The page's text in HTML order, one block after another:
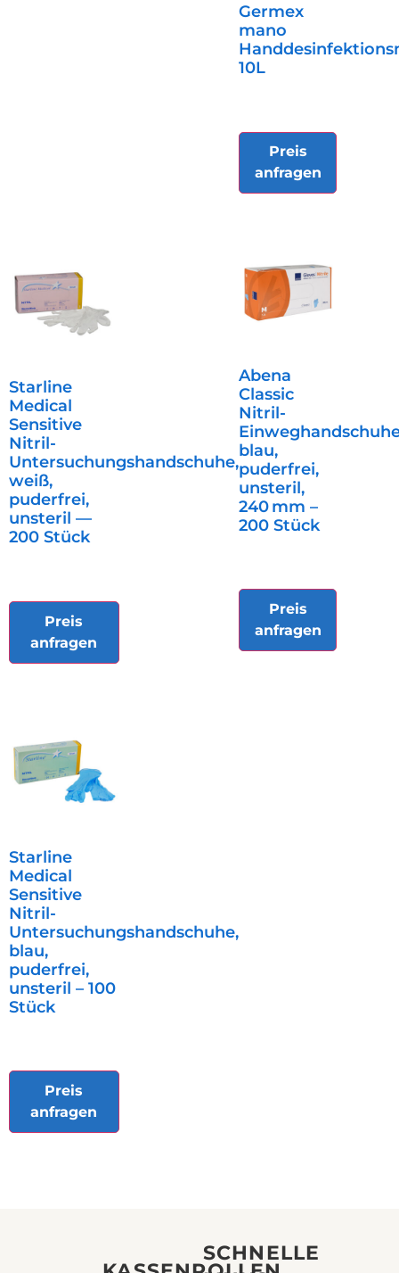
Germex
mano
10L
Preis
anfragen
Starline
Medical
Sensitive
Nitril-
Untersuchungshandschuhe,
weiß,
puderfrei,
unsteril —
200 Stück
Preis
anfragen
Abena
Classic
Nitril-
blau,
puderfrei,
unsteril,
240 mm –
200 Stück
Preis
anfragen
Starline
Medical
Sensitive
Nitril-
Untersuchungshandschuhe,
blau,
puderfrei,
unsteril – 100
Stück
Preis
anfragen
SCHNELLE